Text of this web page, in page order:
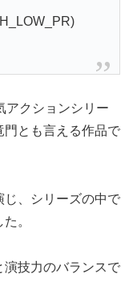
アクションシリー
門とも言える作品で
じ、シリーズの中で
。
演技力のバランスで